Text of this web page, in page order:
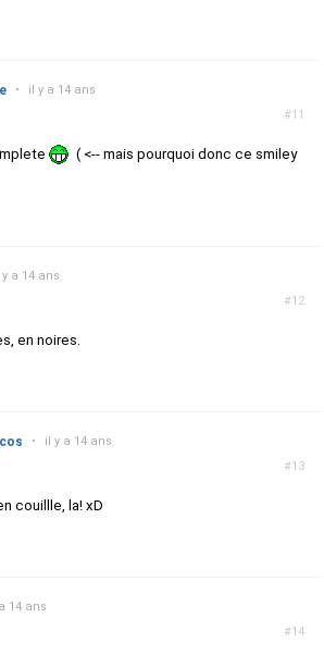
#11
• il y a 14 ans
( <-- mais pourquoi donc ce smiley
#12
y a 14 ans
en noires.
#13
• il y a 14 ans
couillle, la! xD
#14
14 ans